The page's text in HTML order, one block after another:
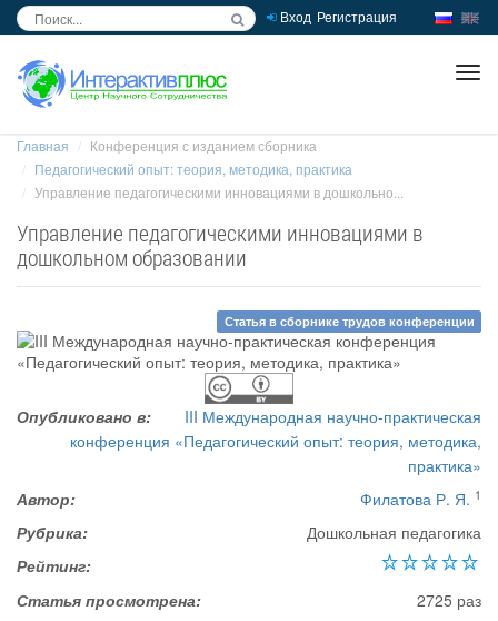
Вход Регистрация
Главная
Конференция с изданием сборника
Педагогический опыт: теория, методика, практика
Управление педагогическими инновациями в дошкольно...
Управление педагогическими инновациями в
дошкольном образовании
Статья в сборнике трудов конференции
Опубликовано в:
III Международная научно-практическая
конференция «Педагогический опыт: теория, методика,
практика»
Автор:
Филатова Р. Я. 1
Рубрика:
Дошкольная педагогика
Рейтинг:
Статья просмотрена:
2725 раз